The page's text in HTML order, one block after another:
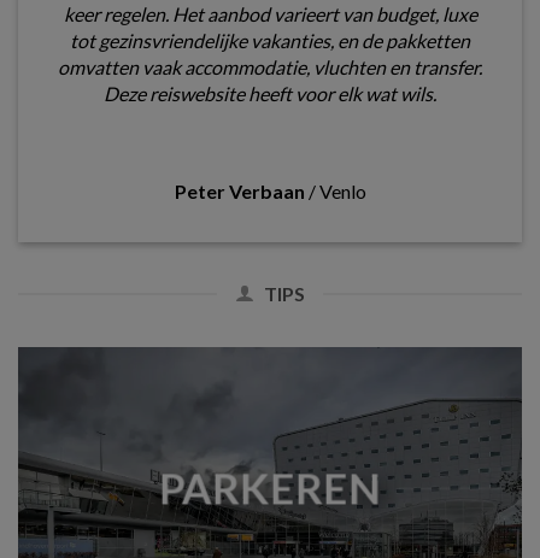
keer regelen. Het aanbod varieert van budget, luxe
tot gezinsvriendelijke vakanties, en de pakketten
omvatten vaak accommodatie, vluchten en transfer.
Deze reiswebsite heeft voor elk wat wils.
Peter Verbaan /Venlo
TIPS
PARKEREN